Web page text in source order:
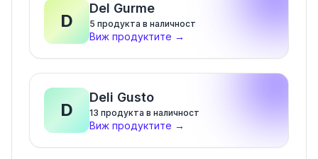
D
Del Gurme
5 продукта в наличност
Виж продуктите →
D
Deli Gusto
13 продукта в наличност
Виж продуктите →